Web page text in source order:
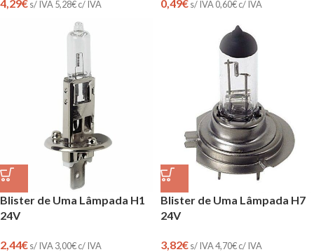
4,29€s/ IVA 5,28€c/ IVA 0,49€s/ IVA 0,60€c/ IVA
Blister de Uma Lâmpada H1
24V
2,44€s/ IVA 3,00€c/ IVA
Blister de Uma Lâmpada H7
24V
3,82€s/ IVA4,70€c/ IVA